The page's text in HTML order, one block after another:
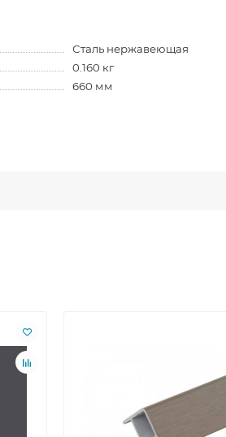
Сталь нержавеющая
0.160 кг
660 мм